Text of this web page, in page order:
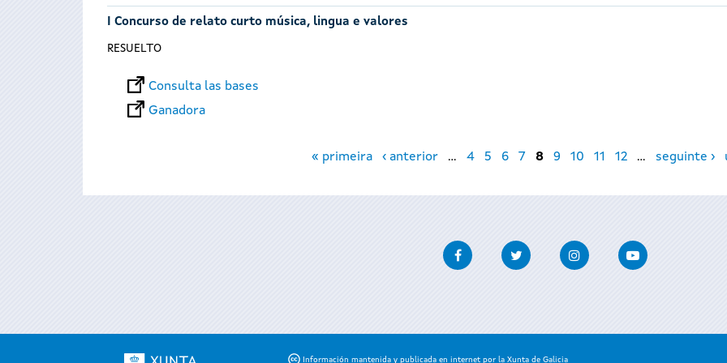
I Concurso de relato curto música, lingua e valores
RESUELTO
Consulta las bases
Ganadora
« primeira ‹ anterior … 4 5 6 7 8 9 10 11 12 … seguinte ›
FacebookTwitter InstagramYoutube
Información mantenida y publicada en internet por la Xunta de Galicia